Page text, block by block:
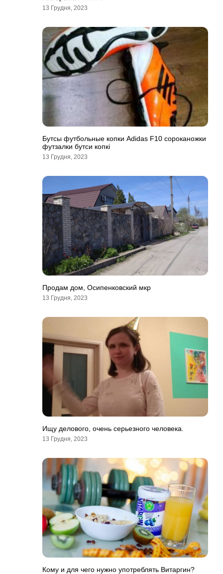
13 Грудня, 2023
Бутсы футбольные копки Adidas F10 сороканожки
футзалки бутси копкi
13 Грудня, 2023
Продам дом, Осипенковский мкр
13 Грудня, 2023
Ищу делового, очень серьезного человека.
13 Грудня, 2023
Кому и для чего нужно употреблять Витаргин?